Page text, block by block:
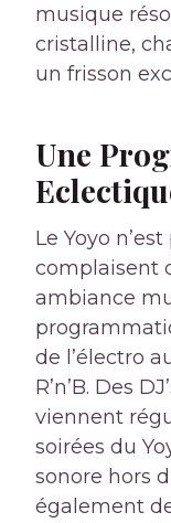
musique
cristalline,
un frisson
Une
Le Yoyo
complaisent
ambiance
de l’électro
R’n’B. Des
viennent
soirées du
sonore hors
également